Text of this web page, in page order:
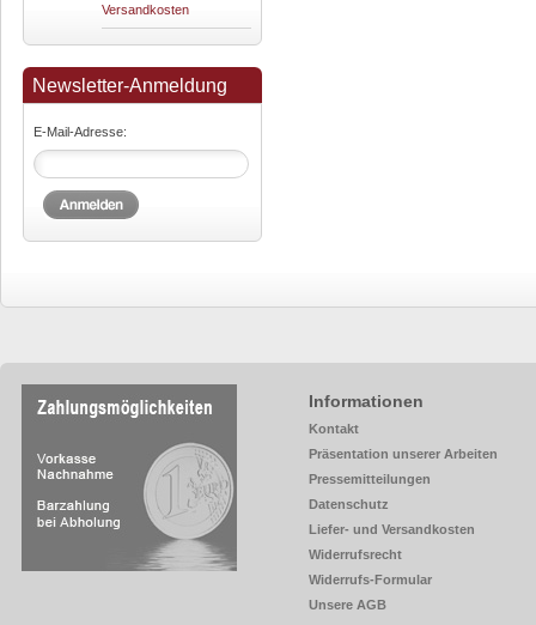
Versandkosten
Newsletter-Anmeldung
E-Mail-Adresse:
Informationen
Kontakt
Präsentation unserer Arbeiten
Pressemitteilungen
Datenschutz
Liefer- und Versandkosten
Widerrufsrecht
Widerrufs-Formular
Unsere AGB